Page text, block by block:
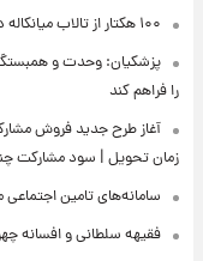
۱۰۰ هکتار از تالاب میانکاله در آتش عمدی خاکستر شد + تصاویر
پزشکیان: وحدت و
را فراهم کند
آغاز طرح جدید فروش
زمان تحویل | سود مشارکت
سامانه‌های تامین
فقیهه سلطانی و افسانه